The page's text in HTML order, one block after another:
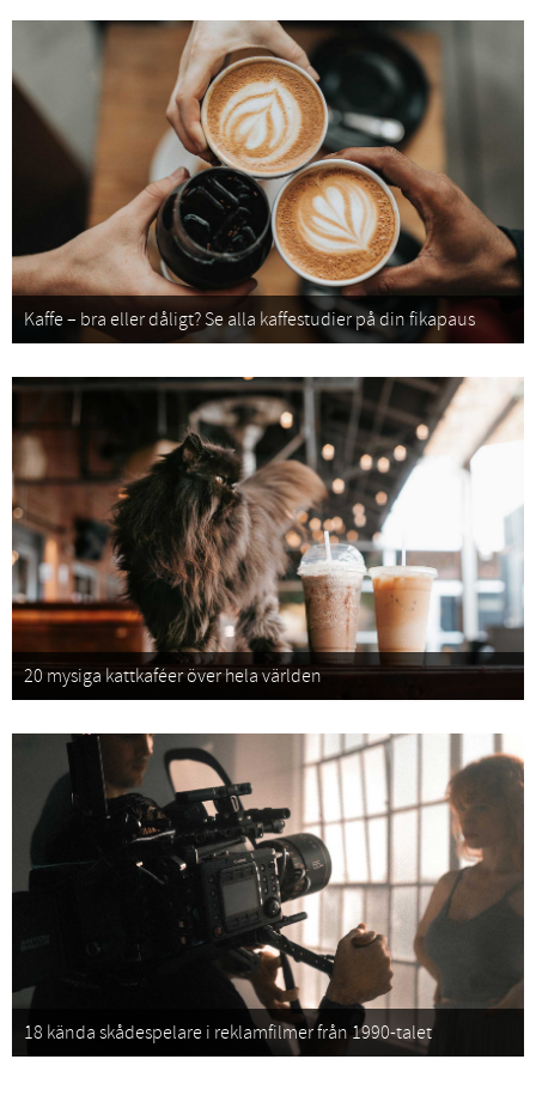
Kaffe – bra eller dåligt? Se alla kaffestudier på din fikapaus
20 mysiga kattkaféer över hela världen
18 kända skådespelare i reklamfilmer från 1990-talet